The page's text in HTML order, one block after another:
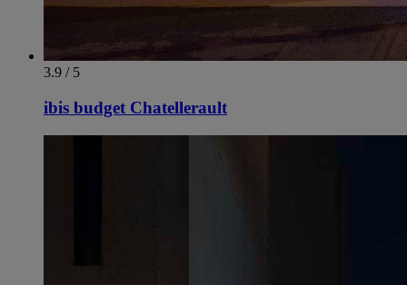
3.9 / 5
ibis budget Chatellerault